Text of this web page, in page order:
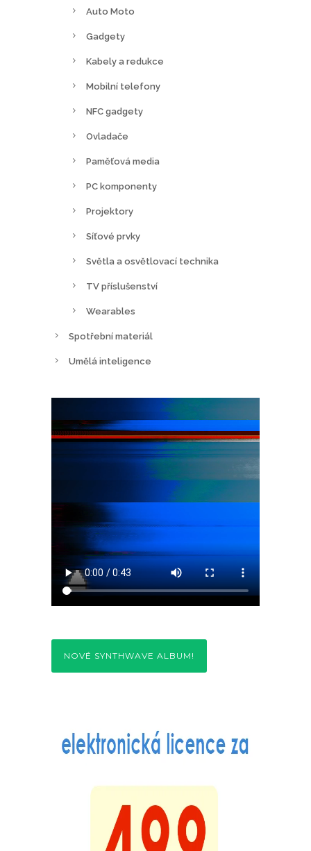
Auto Moto
Gadgety
Kabely a redukce
Mobilní telefony
NFC gadgety
Ovladače
Paměťová media
PC komponenty
Projektory
Síťové prvky
Světla a osvětlovací technika
TV příslušenství
Wearables
Spotřební materiál
Umělá inteligence
NOVÉ SYNTHWAVE ALBUM!